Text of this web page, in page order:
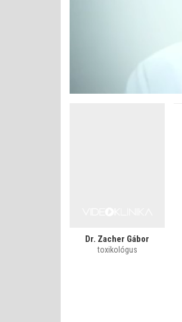
kikapcsolva
0%
0%
Dr. Zacher Gábor
toxikológus